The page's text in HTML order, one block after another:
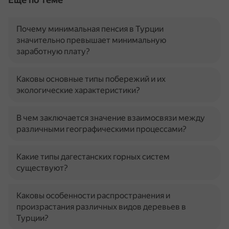
Почему минимальная пенсия в Турции
значительно превышает минимальную
заработную плату?
Каковы основные типы побережий и их
экологические характеристики?
В чем заключается значение взаимосвязи между
различными географическими процессами?
Какие типы дагестанских горных систем
существуют?
Каковы особенности распространения и
произрастания различных видов деревьев в
Турции?